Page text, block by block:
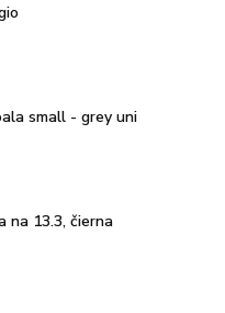
small - grey uni
na 13.3, čierna